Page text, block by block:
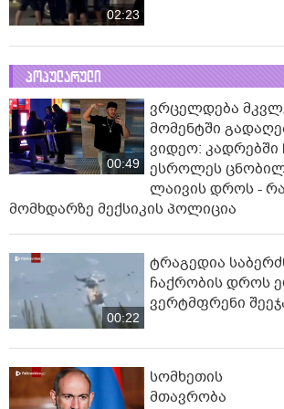
საქართველოს ყოფილ პრეზიდენტს ბრალი
სამსახურებრივი უფლებამოსილების
გულისხმობს, რამაც ფიზიკური, ან
უფლების, საზოგადოების, ან
კანონიერი ინტერესის არსებითი
გამოიწვია. აღნიშნული ბრალი სასჯელის
ზომად 5-დან 8 წლამდე ვადით
აღკვეთას ითვალისწინებს.
აღნიშნულ საქმეში სააკაშვილთან ერთად
ადეიშვილი, დავით კეზერაშვილი და
წყარო:
IPN
02:23
პოპულარული
00:49
ვრცელდება
მომენტში
ვიდეო:
ესროლეს
ლაივის დროს -
მომხდარზე მექსიკის პოლიცია
00:22
ტრაგედია
ჩაქრობის დროს
ვერტმფრენი
სომხეთის
მთავრობა